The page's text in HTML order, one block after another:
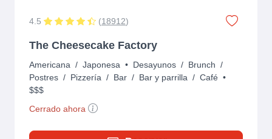
4.5 (18912)
The Cheesecake Factory
Americana / Japonesa • Desayunos / Brunch /
Postres / Pizzería / Bar / Bar y parrilla / Café •
$$$
Cerrado ahora